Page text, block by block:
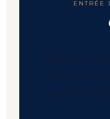
ENTRÉE